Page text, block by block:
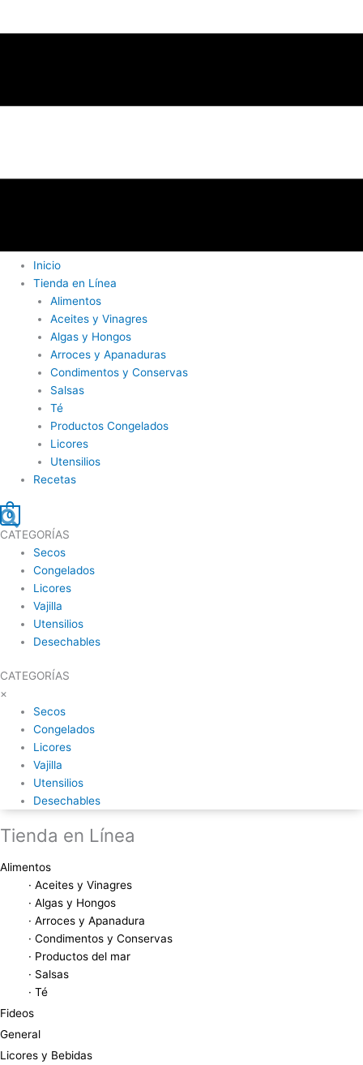
Inicio
Tienda en Línea
Alimentos
Aceites y Vinagres
Algas y Hongos
Arroces y Apanaduras
Condimentos y Conservas
Salsas
Té
Productos Congelados
Licores
Utensilios
Recetas
Buscar
0
CATEGORÍAS
Secos
Congelados
Licores
Vajilla
Utensilios
Desechables
CATEGORÍAS
×
Secos
Congelados
Licores
Vajilla
Utensilios
Desechables
Tienda en Línea
Alimentos
· Aceites y Vinagres
· Algas y Hongos
· Arroces y Apanadura
· Condimentos y Conservas
· Productos del mar
· Salsas
· Té
Fideos
General
Licores y Bebidas